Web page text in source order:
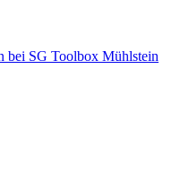
bei SG Toolbox Mühlstein